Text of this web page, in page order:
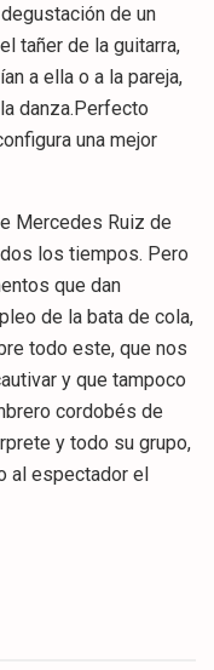
de un
tañer de la guitarra,
a ella o a la pareja,
danza.Perfecto
una mejor
Mercedes Ruiz de
los tiempos. Pero
que dan
de la bata de cola,
todo este, que nos
y que tampoco
cordobés de
y todo su grupo,
al espectador el